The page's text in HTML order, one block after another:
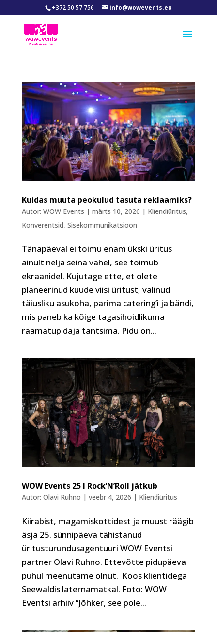
+372 50 57 756 info@wowevents.eu
Kuidas muuta peokulud tasuta reklaamiks?
Autor: WOW Events | märts 10, 2026 | Kliendiüritus,
Konverentsid, Sisekommunikatsioon
Tänapäeval ei toimu enam ükski üritus
ainult nelja seina vahel, see toimub
ekraanidel. Kujutage ette, et olete
planeerinud kuude viisi üritust, valinud
täiusliku asukoha, parima catering’i ja bändi,
mis paneb ka kõige tagasihoidlikuma
raamatupidaja tantsima. Pidu on...
WOW Events 25 I Rock’N’Roll jätkub
Autor: Olavi Ruhno | veebr 4, 2026 | Kliendiüritus
Kiirabist, magamiskottidest ja muust räägib
äsja 25. sünnipäeva tähistanud
üritusturundusagentuuri WOW Eventsi
partner Olavi Ruhno. Ettevõtte pidupäeva
puhul meenutame olnut. Koos klientidega
Seewaldis laternamatkal. Foto: WOW
Eventsi arhiiv “Jõhker, see pole...